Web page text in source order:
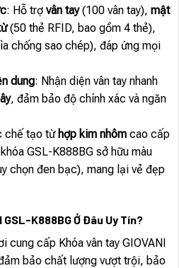
: Hỗ trợ vân tay(100 vân tay), mật
(50 thẻ RFID, bao gồm 4 thẻ),
chống sao chép), đáp ứng mọi
dung: Nhận diện vân tay nhanh
, đảm bảo độ chính xác và ngăn
chế tạo từ hợp kim nhômcao cấp
GSL-K888BG sở hữu màu
chọn đen bạc), mang lại vẻ đẹp
GSL-K888BG Ở Đâu Uy Tín?
cung cấp Khóa vân tay GIOVANI
bảo chất lượng vượt trội, bảo